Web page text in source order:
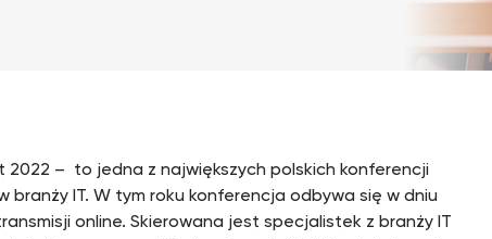
2022 – to jedna z największych polskich konferencji
branży IT. W tym roku konferencja odbywa się w dniu
online. Skierowana jest specjalistek z branży IT